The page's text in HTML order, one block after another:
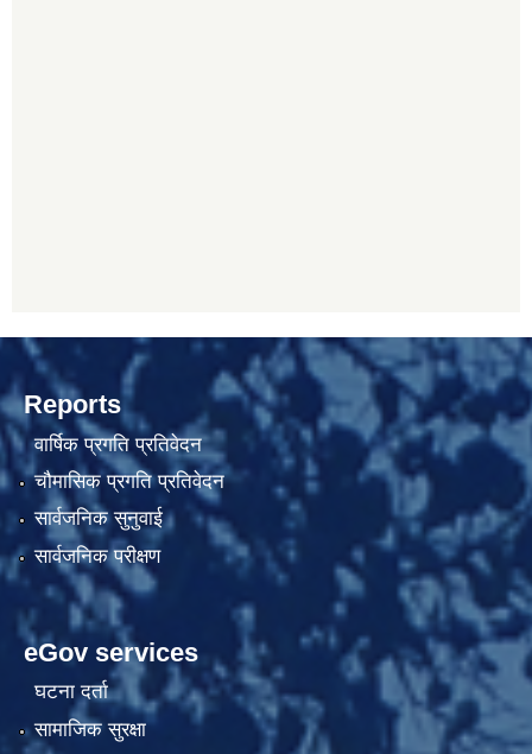
Reports
वार्षिक प्रगति प्रतिवेदन
चौमासिक प्रगति प्रतिवेदन
सार्वजनिक सुनुवाई
सार्वजनिक परीक्षण
eGov services
घटना दर्ता
सामाजिक सुरक्षा